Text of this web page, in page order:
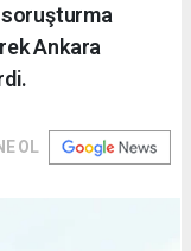
Ankara
OL